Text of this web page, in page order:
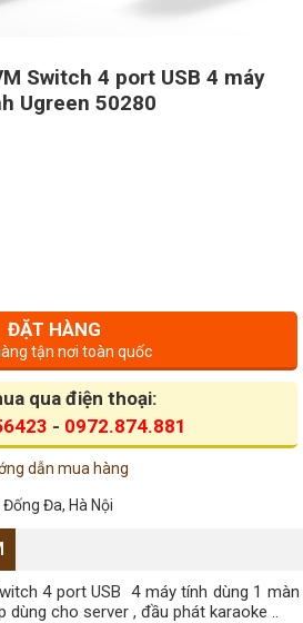
Switch 4 port USB 4 máy
Ugreen 50280
ĐẶT HÀNG
tận nơi toàn quốc
qua điện thoại:
- 0972.874.881
dẫn mua hàng
Đa, Hà Nội
4 port USB 4 máy tính dùng 1 màn
dùng cho server , đầu phát karaoke ..